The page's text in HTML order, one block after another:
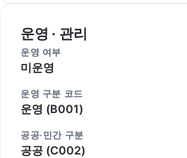
운영 · 관리
운영 여부
미운영
운영 구분 코드
운영 (B001)
공공·민간 구분
공공 (C002)